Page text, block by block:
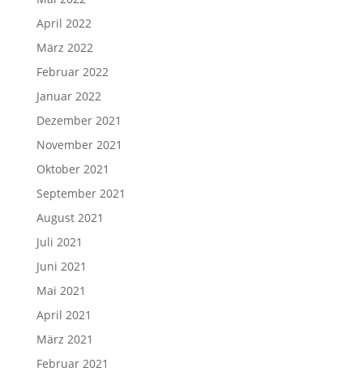
April 2022
März 2022
Februar 2022
Januar 2022
Dezember 2021
November 2021
Oktober 2021
September 2021
August 2021
Juli 2021
Juni 2021
Mai 2021
April 2021
März 2021
Februar 2021